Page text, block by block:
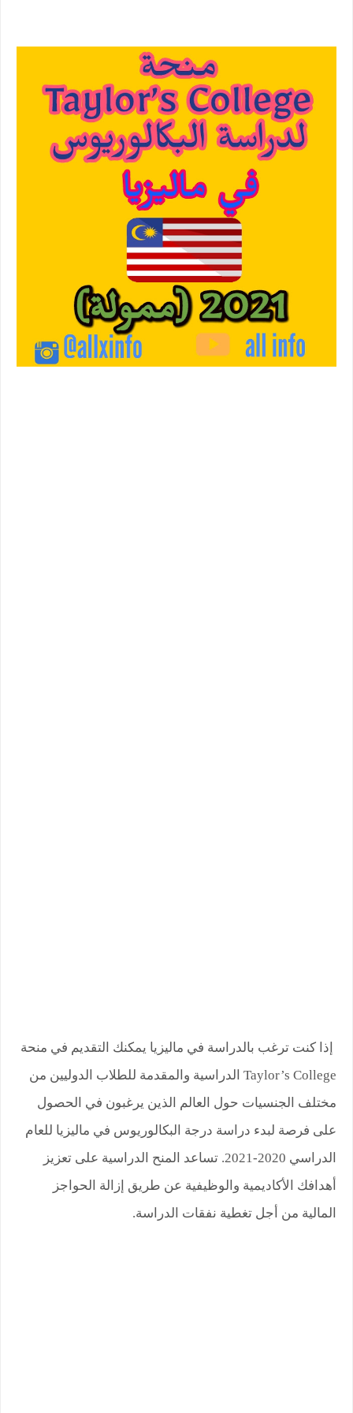
إذا كنت ترغب بالدراسة في ماليزيا يمكنك التقديم في منحة
Taylor’s College الدراسية والمقدمة للطلاب الدوليين من
مختلف الجنسيات حول العالم الذين يرغبون في الحصول
على فرصة لبدء دراسة درجة البكالوريوس في ماليزيا للعام
الدراسي 2020-2021. تساعد المنح الدراسية على تعزيز
أهدافك الأكاديمية والوظيفية عن طريق إزالة الحواجز
المالية من أجل تغطية نفقات الدراسة.